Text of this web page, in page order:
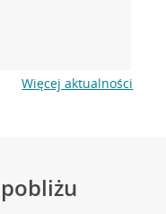
Więcej aktualności